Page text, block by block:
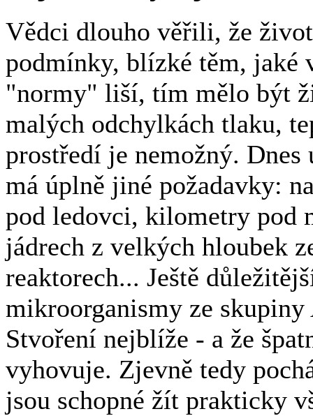
Vědci dlouho věřili, že
podmínky, blízké těm, jaké
"normy" liší, tím mělo být
malých odchylkách tlaku,
prostředí je nemožný.
má úplně jiné požadavky:
pod ledovci, kilometry pod
jádrech z velkých hloubek
reaktorech... Ještě
mikroorganismy ze
Stvoření nejblíže - a že
vyhovuje. Zjevně tedy
jsou schopné žít prakticky